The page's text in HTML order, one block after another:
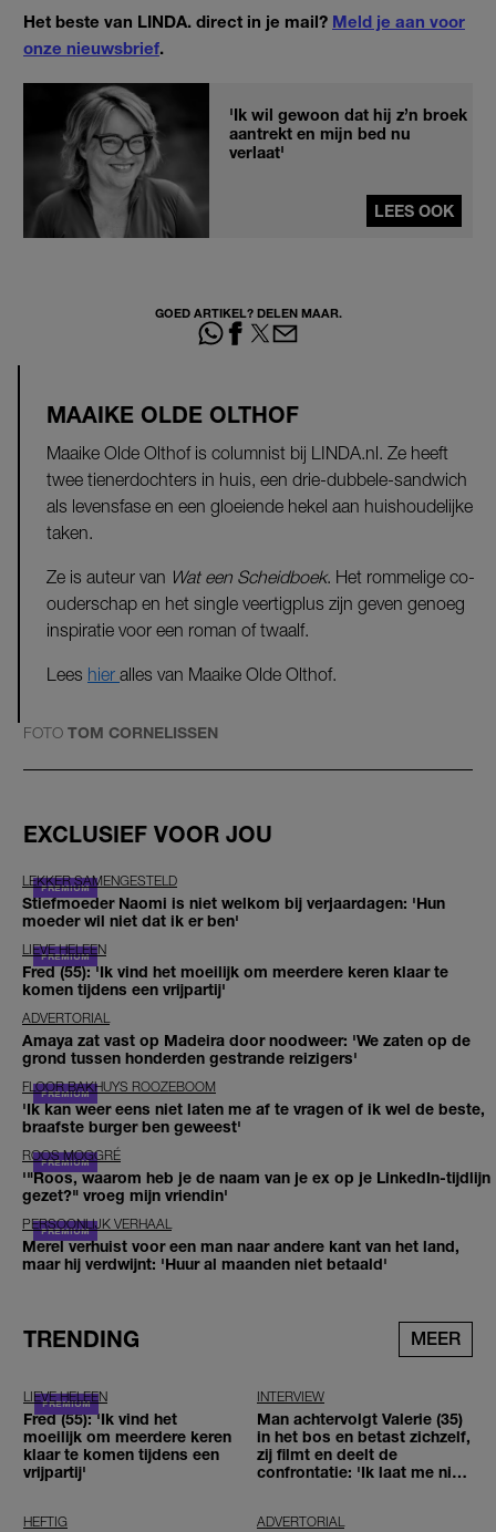
Het beste van LINDA. direct in je mail? Meld je aan voor
onze nieuwsbrief.
'Ik wil gewoon dat hij z’n broek
aantrekt en mijn bed nu
verlaat'
LEES OOK
GOED ARTIKEL? DELEN MAAR.
MAAIKE OLDE OLTHOF
Maaike Olde Olthof is columnist bij LINDA.nl. Ze heeft
twee tienerdochters in huis, een drie-dubbele-sandwich
als levensfase en een gloeiende hekel aan huishoudelijke
taken.
Ze is auteur van Wat een Scheidboek. Het rommelige co-
ouderschap en het single veertigplus zijn geven genoeg
inspiratie voor een roman of twaalf.
Lees hier alles van Maaike Olde Olthof.
FOTO TOM CORNELISSEN
EXCLUSIEF VOOR JOU
LEKKER SAMENGESTELD
Stiefmoeder Naomi is niet welkom bij verjaardagen: 'Hun
moeder wil niet dat ik er ben'
LIEVE HELEEN
Fred (55): 'Ik vind het moeilijk om meerdere keren klaar te
komen tijdens een vrijpartij'
ADVERTORIAL
Amaya zat vast op Madeira door noodweer: 'We zaten op de
grond tussen honderden gestrande reizigers'
FLOOR BAKHUYS ROOZEBOOM
'Ik kan weer eens niet laten me af te vragen of ik wel de beste,
braafste burger ben geweest'
ROOS MOGGRÉ
'"Roos, waarom heb je de naam van je ex op je LinkedIn-tijdlijn
gezet?" vroeg mijn vriendin'
PERSOONLIJK VERHAAL
Merel verhuist voor een man naar andere kant van het land,
maar hij verdwijnt: 'Huur al maanden niet betaald'
TRENDING MEER
LIEVE HELEEN
Fred (55): 'Ik vind het
moeilijk om meerdere keren
klaar te komen tijdens een
vrijpartij'
INTERVIEW
Man achtervolgt Valerie (35)
in het bos en betast zichzelf,
zij filmt en deelt de
confrontatie: 'Ik laat me niet
HEFTIG ADVERTORIAL